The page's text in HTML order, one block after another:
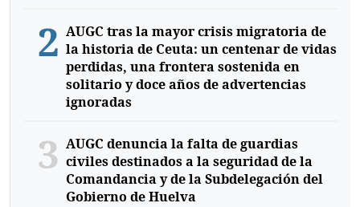
2 AUGC tras la mayor crisis migratoria de
la historia de Ceuta: un centenar de vidas
perdidas, una frontera sostenida en
solitario y doce años de advertencias
ignoradas
3 AUGC denuncia la falta de guardias
civiles destinados a la seguridad de la
Comandancia y de la Subdelegación del
Gobierno de Huelva